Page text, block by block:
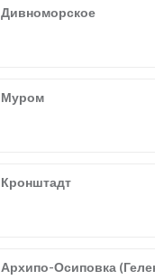
Дивноморское
Муром
Кронштадт
Архипо-Осиповка